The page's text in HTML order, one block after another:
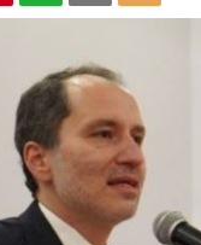
Ferruh
09:46
13:56 Bir
19:14 Tokat